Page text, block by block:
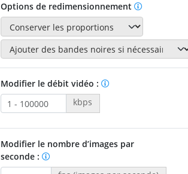
Options de redimensionnement
Modifier le débit vidéo :
kbps
Modifier le nombre d’images par
seconde :